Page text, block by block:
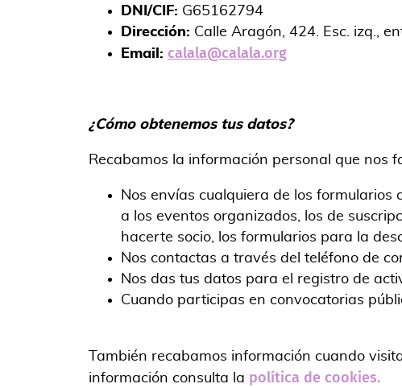
DNI/CIF: G65162794
Dirección: Calle Aragón, 424. Esc. izq.,
Email: calala@calala.org
¿Cómo obtenemos tus datos?
Recabamos la información personal que nos
Nos envías cualquiera de los
a los eventos organizados, los de
hacerte socio, los formularios para la
Nos contactas a través del teléfono de
Nos das tus datos para el registro de
Cuando participas en convocatorias
También recabamos información cuando
información consulta la política de cookies.